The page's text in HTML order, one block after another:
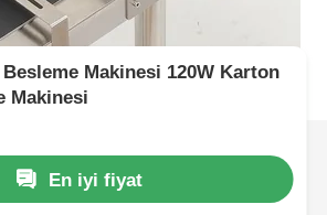
Makinesi 120W Karton
Makinesi
En iyi fiyat